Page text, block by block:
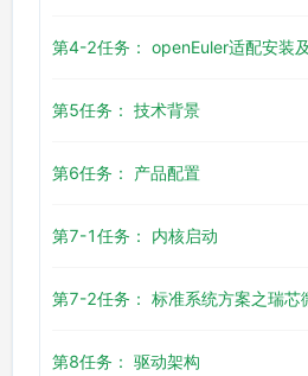
第4-2任务： openEuler适配安装
第5任务： 技术背景
第6任务： 产品配置
第7-1任务： 内核启动
第7-2任务： 标准系统方案之瑞芯
第8任务： 驱动架构